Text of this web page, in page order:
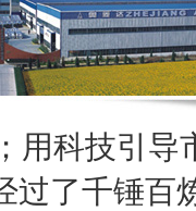
科技引导
过了千锤百